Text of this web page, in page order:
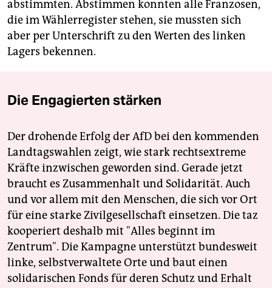
abstimmten. Abstimmen konnten alle Franzosen,
die im Wählerregister stehen, sie mussten sich
aber per Unterschrift zu den Werten des linken
Lagers bekennen.
Die Engagierten stärken
Der drohende Erfolg der AfD bei den kommenden
Landtagswahlen zeigt, wie stark rechtsextreme
Kräfte inzwischen geworden sind. Gerade jetzt
braucht es Zusammenhalt und Solidarität. Auch
und vor allem mit den Menschen, die sich vor Ort
für eine starke Zivilgesellschaft einsetzen. Die taz
kooperiert deshalb mit "Alles beginnt im
Zentrum". Die Kampagne unterstützt bundesweit
linke, selbstverwaltete Orte und baut einen
solidarischen Fonds für deren Schutz und Erhalt